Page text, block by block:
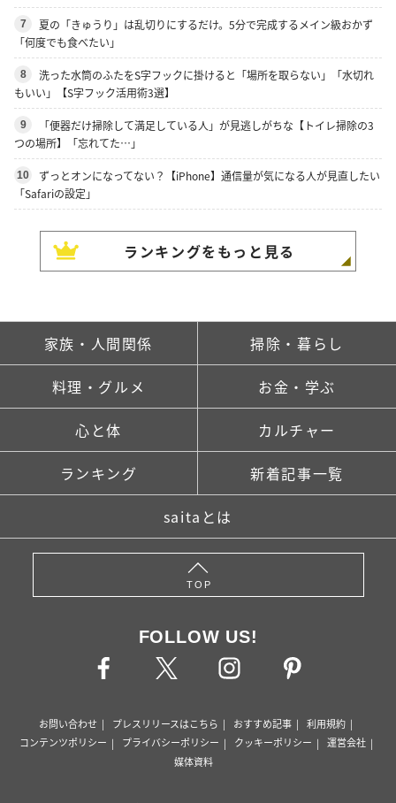
7
夏の「きゅうり」は乱切りにするだけ。5分で完成するメイン級おかず
「何度でも食べたい」
8
洗った水筒のふたをS字フックに掛けると「場所を取らない」「水切れ
もいい」【S字フック活用術3選】
9
「便器だけ掃除して満足している人」が見逃しがちな【トイレ掃除の3
つの場所】「忘れてた…」
10
ずっとオンになってない？【iPhone】通信量が気になる人が見直したい
「Safariの設定」
ランキングをもっと見る
家族・人間関係 掃除・暮らし
料理・グルメ お金・学ぶ
心と体 カルチャー
ランキング 新着記事一覧
saitaとは
TOP
FOLLOW US!
お問い合わせ プレスリリースはこちら おすすめ記事
利用規約
コンテンツポリシー
プライバシーポリシー クッキーポリシー
運営会社
媒体資料